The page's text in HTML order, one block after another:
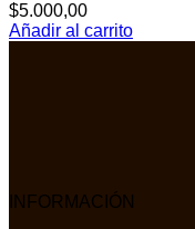
$5.000,00
Añadir al carrito
INFORMACIÓN